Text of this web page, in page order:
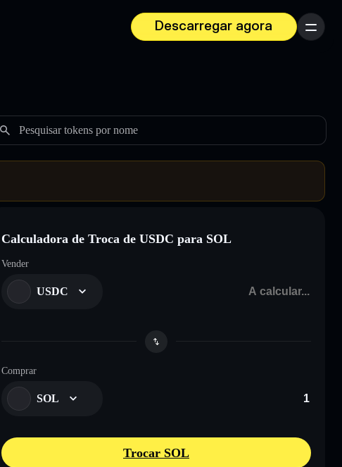
Descarregar agora
Menu
Pesquisar tokens por nome
Calculadora de Troca de USDC para SOL
Vender
USDC
Comprar
SOL
Trocar SOL